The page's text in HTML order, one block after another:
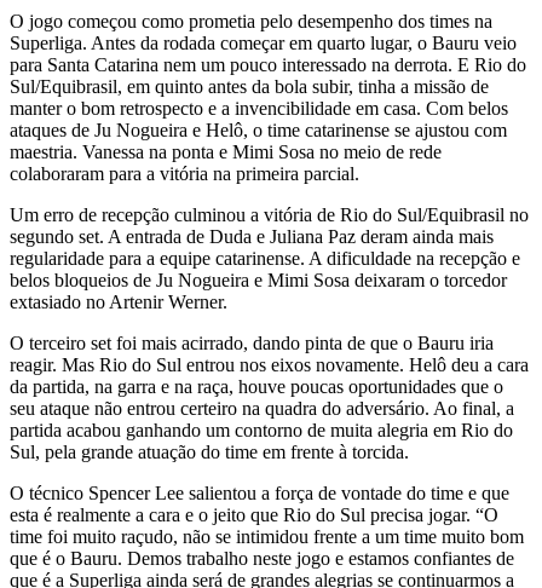
O jogo começou como prometia pelo desempenho dos times na
Superliga. Antes da rodada começar em quarto lugar, o Bauru veio
para Santa Catarina nem um pouco interessado na derrota. E Rio do
Sul/Equibrasil, em quinto antes da bola subir, tinha a missão de
manter o bom retrospecto e a invencibilidade em casa. Com belos
ataques de Ju Nogueira e Helô, o time catarinense se ajustou com
maestria. Vanessa na ponta e Mimi Sosa no meio de rede
colaboraram para a vitória na primeira parcial.
Um erro de recepção culminou a vitória de Rio do Sul/Equibrasil no
segundo set. A entrada de Duda e Juliana Paz deram ainda mais
regularidade para a equipe catarinense. A dificuldade na recepção e
belos bloqueios de Ju Nogueira e Mimi Sosa deixaram o torcedor
extasiado no Artenir Werner.
O terceiro set foi mais acirrado, dando pinta de que o Bauru iria
reagir. Mas Rio do Sul entrou nos eixos novamente. Helô deu a cara
da partida, na garra e na raça, houve poucas oportunidades que o
seu ataque não entrou certeiro na quadra do adversário. Ao final, a
partida acabou ganhando um contorno de muita alegria em Rio do
Sul, pela grande atuação do time em frente à torcida.
O técnico Spencer Lee salientou a força de vontade do time e que
esta é realmente a cara e o jeito que Rio do Sul precisa jogar. “O
time foi muito raçudo, não se intimidou frente a um time muito bom
que é o Bauru. Demos trabalho neste jogo e estamos confiantes de
que é a Superliga ainda será de grandes alegrias se continuarmos a